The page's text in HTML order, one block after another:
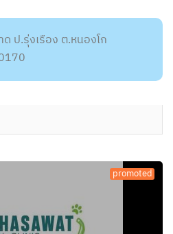
ป.รุ่งเรือง ต.หนองโก
promoted